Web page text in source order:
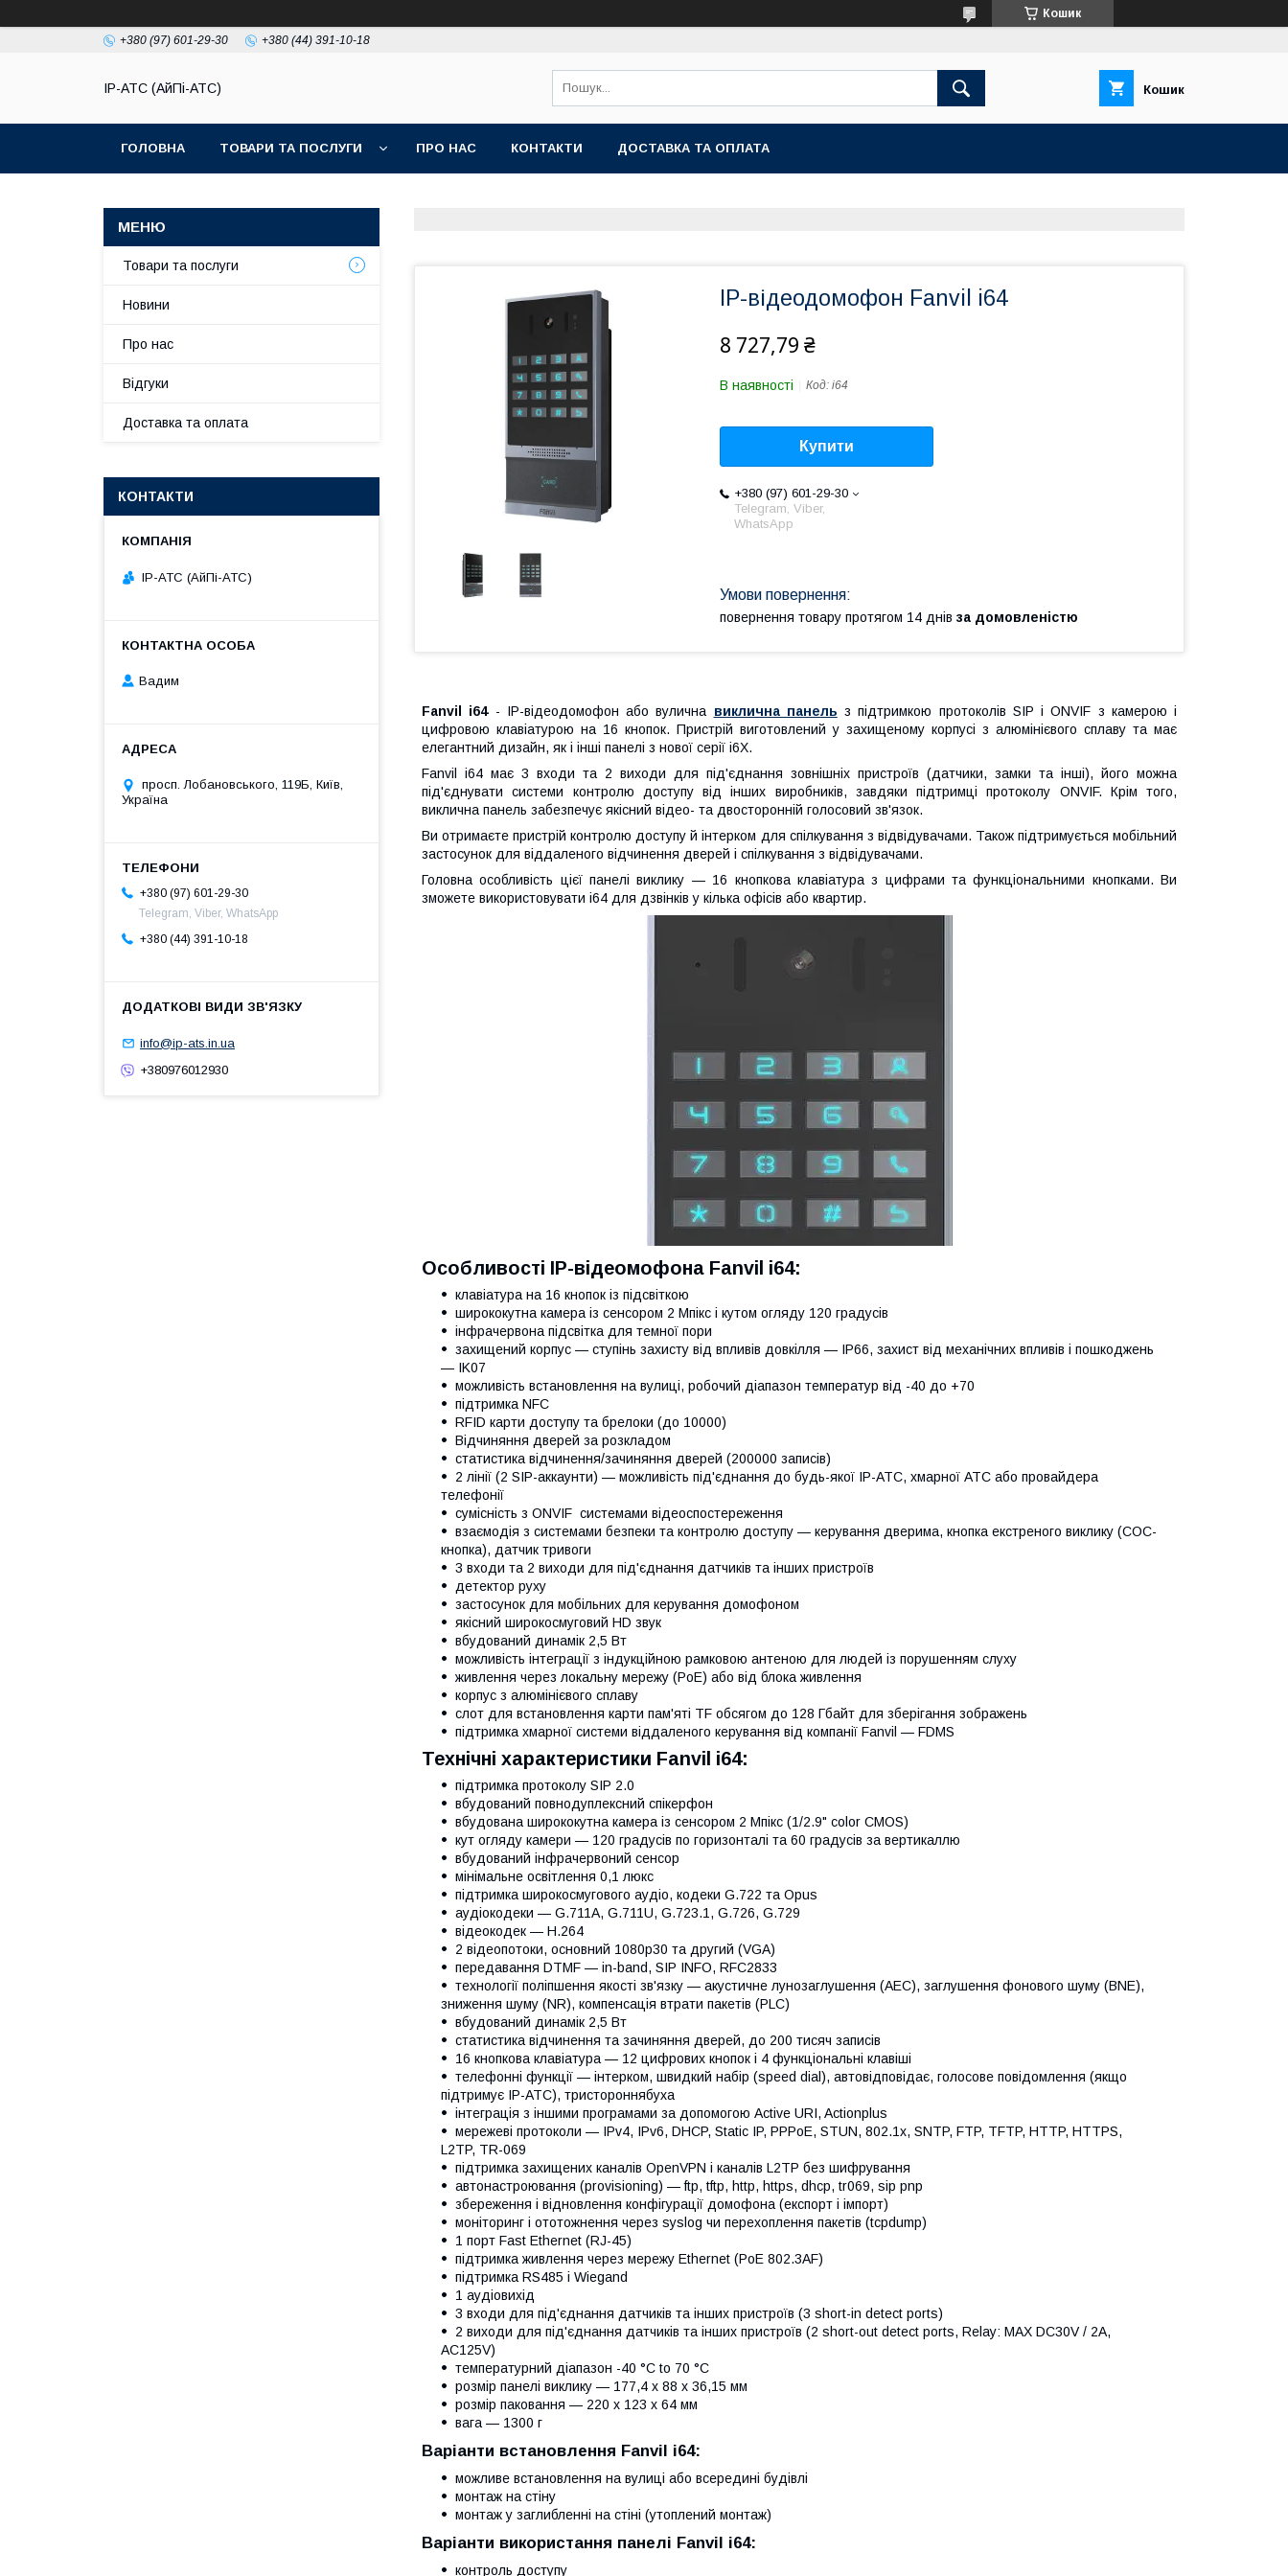
Кошик
+380 (97) 601-29-30 +380 (44) 391-10-18
IP-АТС (АйПі-АТС) Кошик
ГОЛОВНА ТОВАРИ ТА ПОСЛУГИ ПРО НАС КОНТАКТИ ДОСТАВКА ТА ОПЛАТА
IP-відеодомофон Fanvil i64
8 727,79 ₴
В наявності Код: i64
Купити
+380 (97) 601-29-30
Telegram, Viber,
WhatsApp
повернення товару протягом 14 днів за домовленістю
Fanvil i64- IP-відеодомофон або вулична виклична панель з підтримкою протоколів SIP і ONVIF з камерою і
цифровою клавіатурою на 16 кнопок. Пристрій виготовлений у захищеному корпусі з алюмінієвого сплаву та має
елегантний дизайн, як і інші панелі з нової серії i6X.
Fanvil i64 має 3 входи та 2 виходи для під'єднання зовнішніх пристроїв (датчики, замки та інші), його можна
під'єднувати системи контролю доступу від інших виробників, завдяки підтримці протоколу ONVIF. Крім того,
виклична панель забезпечує якісний відео- та двосторонній голосовий зв'язок.
Ви отримаєте пристрій контролю доступу й інтерком для спілкування з відвідувачами. Також підтримується мобільний
застосунок для віддаленого відчинення дверей і спілкування з відвідувачами.
Головна особливість цієї панелі виклику — 16 кнопкова клавіатура з цифрами та функціональними кнопками. Ви
зможете використовувати i64 для дзвінків у кілька офісів або квартир.
Особливості IP-відеомофона Fanvil i64:
клавіатура на 16 кнопок із підсвіткою
ширококутна камера із сенсором 2 Мпікс і кутом огляду 120 градусів
інфрачервона підсвітка для темної пори
захищений корпус — ступінь захисту від впливів довкілля — IP66, захист від механічних впливів і пошкоджень
— IK07
можливість встановлення на вулиці, робочий діапазон температур від -40 до +70
підтримка NFC
RFID карти доступу та брелоки (до 10000)
Відчиняння дверей за розкладом
статистика відчинення/зачиняння дверей (200000 записів)
2 лінії (2 SIP-аккаунти) — можливість під'єднання до будь-якої IP-АТС, хмарної АТС або провайдера
телефонії
сумісність з ONVIF системами відеоспостереження
взаємодія з системами безпеки та контролю доступу — керування дверима, кнопка екстреного виклику (СОС-
кнопка), датчик тривоги
3 входи та 2 виходи для під'єднання датчиків та інших пристроїв
детектор руху
застосунок для мобільних для керування домофоном
якісний широкосмуговий HD звук
вбудований динамік 2,5 Вт
можливість інтеграції з індукційною рамковою антеною для людей із порушенням слуху
живлення через локальну мережу (PoE) або від блока живлення
корпус з алюмінієвого сплаву
слот для встановлення карти пам'яті TF обсягом до 128 Гбайт для зберігання зображень
підтримка хмарної системи віддаленого керування від компанії Fanvil — FDMS
Технічні характеристики Fanvil i64:
підтримка протоколу SIP 2.0
вбудований повнодуплексний спікерфон
вбудована ширококутна камера із сенсором 2 Мпікс (1/2.9" color CMOS)
кут огляду камери — 120 градусів по горизонталі та 60 градусів за вертикаллю
вбудований інфрачервоний сенсор
мінімальне освітлення 0,1 люкс
підтримка широкосмугового аудіо, кодеки G.722 та Opus
аудіокодеки — G.711A, G.711U, G.723.1, G.726, G.729
відеокодек — H.264
2 відеопотоки, основний 1080p30 та другий (VGA)
передавання DTMF — in-band, SIP INFO, RFC2833
технології поліпшення якості зв'язку — акустичне лунозаглушення (AEC), заглушення фонового шуму (BNE),
зниження шуму (NR), компенсація втрати пакетів (PLC)
вбудований динамік 2,5 Вт
статистика відчинення та зачиняння дверей, до 200 тисяч записів
16 кнопкова клавіатура — 12 цифрових кнопок і 4 функціональні клавіші
телефонні функції — інтерком, швидкий набір (speed dial), автовідповідає, голосове повідомлення (якщо
підтримує IP-АТС), тристороннябуха
інтеграція з іншими програмами за допомогою Active URI, Actionplus
мережеві протоколи — IPv4, IPv6, DHCP, Static IP, PPPoE, STUN, 802.1x, SNTP, FTP, TFTP, HTTP, HTTPS,
L2TP, TR-069
підтримка захищених каналів OpenVPN і каналів L2TP без шифрування
автонастроювання (provisioning) — ftp, tftp, http, https, dhcp, tr069, sip pnp
збереження і відновлення конфігурації домофона (експорт і імпорт)
моніторинг і ототожнення через syslog чи перехоплення пакетів (tcpdump)
1 порт Fast Ethernet (RJ-45)
підтримка живлення через мережу Ethernet (PoE 802.3AF)
підтримка RS485 і Wiegand
1 аудіовихід
3 входи для під'єднання датчиків та інших пристроїв (3 short-in detect ports)
2 виходи для під'єднання датчиків та інших пристроїв (2 short-out detect ports, Relay: MAX DC30V / 2A,
AC125V)
температурний діапазон -40 °C to 70 °C
розмір панелі виклику — 177,4 x 88 x 36,15 мм
розмір паковання — 220 х 123 х 64 мм
вага — 1300 г
Варіанти встановлення Fanvil i64:
можливе встановлення на вулиці або всередині будівлі
монтаж на стіну
монтаж у заглибленні на стіні (утоплений монтаж)
Варіанти використання панелі Fanvil i64:
контроль доступу
Товари та послуги
Новини
Про нас
Відгуки
Доставка та оплата
КОНТАКТИ
IP-АТС (АйПі-АТС)
Вадим
просп. Лобановського, 119Б, Київ,
Україна
+380 (97) 601-29-30
Telegram, Viber, WhatsApp
+380 (44) 391-10-18
info@ip-ats.in.ua
+380976012930